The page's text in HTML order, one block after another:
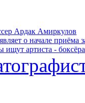
Ардак Амиркулов
о начале приёма
артиста -